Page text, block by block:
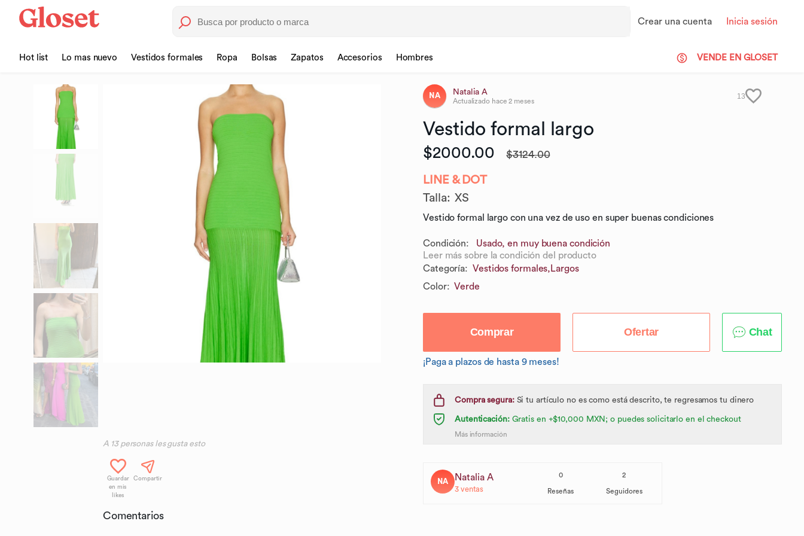
Crear una cuenta Inicia sesión
Hot list Lo mas nuevo Vestidos formales Ropa Bolsas Zapatos Accesorios Hombres VENDE EN GLOSET
A 13personas les gusta esto
Guardar
en mis
likes
Compartir
Comentarios
NA Natalia A
Actualizado hace 2 meses
13
Vestido formal largo
$2000.00 $3124.00
LINE & DOT
Talla: XS
Vestido formal largo con una vez de uso en super buenas condiciones
Condición:
Usado, en muy buena condición
Leer más sobre la condición del producto
Categoría: Vestidos formales, Largos
Color: Verde
Comprar Ofertar Chat
¡Paga a plazos de hasta 9 meses!
Compra segura:Si tu artículo no es como está descrito, te regresamos tu dinero
Autenticación:Gratis en +$10,000 MXN; o puedes solicitarlo en el checkout
Más información
NA Natalia A
3ventas
0
Reseñas
2
Seguidores